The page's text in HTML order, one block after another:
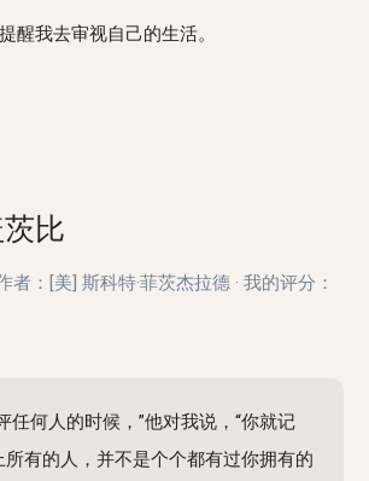
醒我去审视自己的生活。
比
者：[美] 斯科特·菲茨杰拉德 · 我的评分：
任何人的时候，”他对我说，“你就记
有的人，并不是个个都有过你拥有的